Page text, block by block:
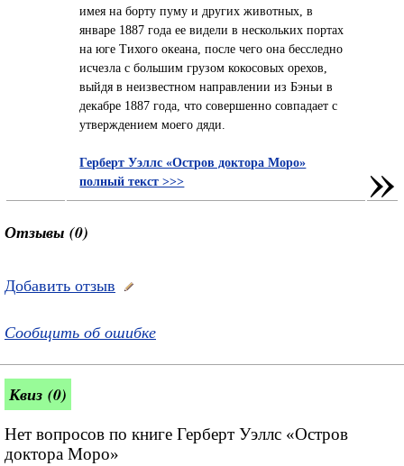
имея на борту пуму и других животных, в
январе 1887 года ее видели в нескольких портах
на юге Тихого океана, после чего она бесследно
исчезла с большим грузом кокосовых орехов,
выйдя в неизвестном направлении из Бэньи в
декабре 1887 года, что совершенно совпадает с
утверждением моего дяди.
Герберт Уэллс «Остров доктора Моро»
полный текст >>>
»
Отзывы (0)
Добавить отзыв
Сообщить об ошибке
Квиз (0)
Нет вопросов по книге Герберт Уэллс «Остров
доктора Моро»